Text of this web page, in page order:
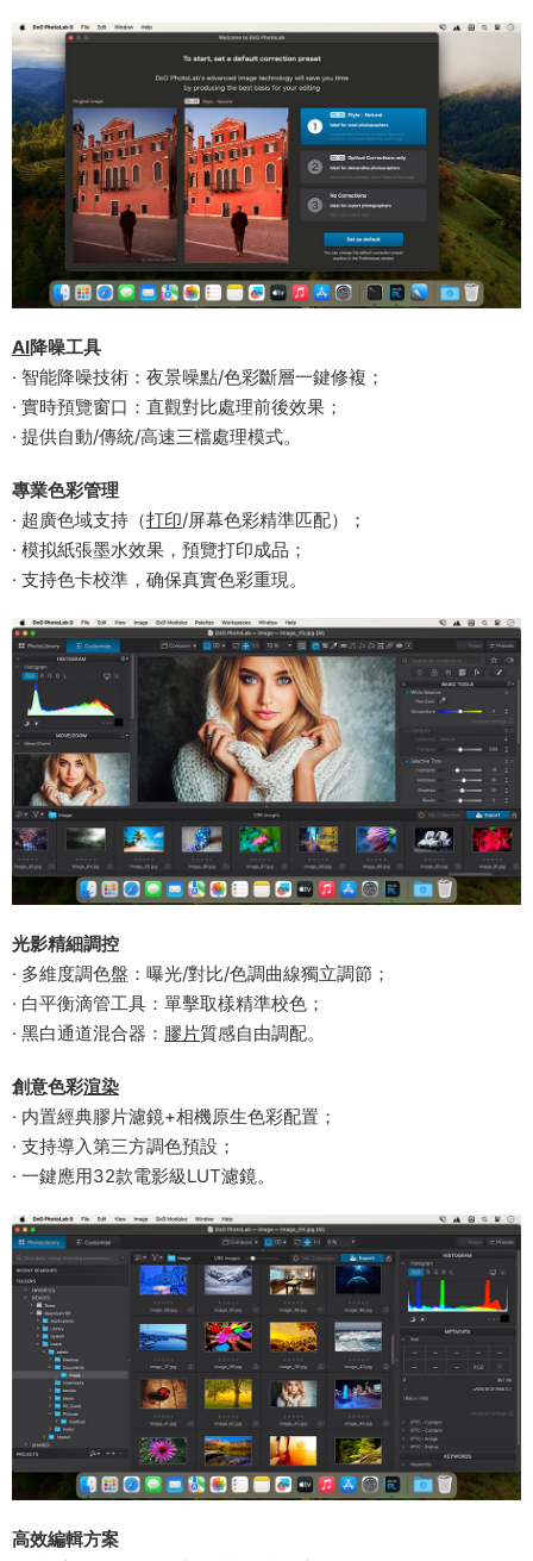
​AI降噪工具​
· 智能降噪技術：夜景噪點/色彩斷層一鍵修複；
· 實時預覽窗口：直觀對比處理前後效果；
· 提供自動/傳統/高速三檔處理模式。
​專業色彩管理​
· 超廣色域支持（打印/屏幕色彩精準匹配）；
· 模拟紙張墨水效果，預覽打印成品；
· 支持色卡校準，确保真實色彩重現。
​光影精細調控​
· 多維度調色盤：曝光/對比/色調曲線獨立調節；
· 白平衡滴管工具：單擊取樣精準校色；
· 黑白通道混合器： 膠片質感自由調配。
​創意色彩渲染
· 内置經典膠片濾鏡+相機原生色彩配置；
· 支持導入第三方調色預設；
· 一鍵應用32款電影級LUT濾鏡。
​高效編輯方案​